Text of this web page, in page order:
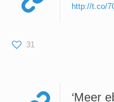
http://t.co/
31
‘Meer